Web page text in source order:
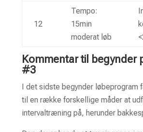
12
Tempo:
15min
moderat løb
Kommentar til begynder
#3
I det sidste begynder løbeprogram
til en række forskellige måder at
intervaltræning på, herunder